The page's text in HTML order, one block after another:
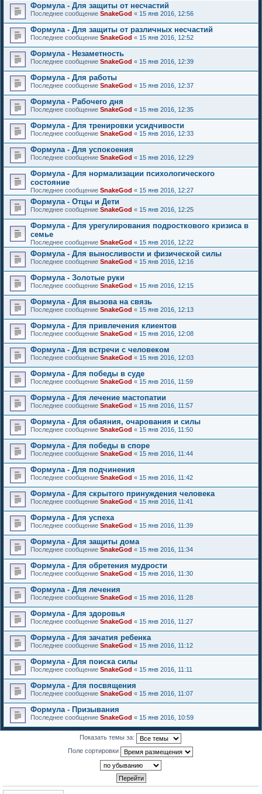
Формула - Для защиты от несчастий
Последнее сообщение SnakeGod « 15 янв 2016, 12:56
Формула - Для защиты от различных несчастий
Последнее сообщение SnakeGod « 15 янв 2016, 12:52
Формула - Незаметность
Последнее сообщение SnakeGod « 15 янв 2016, 12:39
Формула - Для работы
Последнее сообщение SnakeGod « 15 янв 2016, 12:37
Формула - Рабочего дня
Последнее сообщение SnakeGod « 15 янв 2016, 12:35
Формула - Для тренировки усидчивости
Последнее сообщение SnakeGod « 15 янв 2016, 12:33
Формула - Для успокоения
Последнее сообщение SnakeGod « 15 янв 2016, 12:29
Формула - Для нормализации психологического
состояние
Последнее сообщение SnakeGod « 15 янв 2016, 12:27
Формула - Отцы и Дети
Последнее сообщение SnakeGod « 15 янв 2016, 12:25
Формула - Для урегулирования подросткового кризиса в
семье
Последнее сообщение SnakeGod « 15 янв 2016, 12:22
Формула - Для выносливости и физической силы
Последнее сообщение SnakeGod « 15 янв 2016, 12:16
Формула - Золотые руки
Последнее сообщение SnakeGod « 15 янв 2016, 12:15
Формула - Для вызова на связь
Последнее сообщение SnakeGod « 15 янв 2016, 12:13
Формула - Для привлечения клиентов
Последнее сообщение SnakeGod « 15 янв 2016, 12:08
Формула - Для встречи с человеком
Последнее сообщение SnakeGod « 15 янв 2016, 12:03
Формула - Для победы в суде
Последнее сообщение SnakeGod « 15 янв 2016, 11:59
Формула - Для лечение мастопатии
Последнее сообщение SnakeGod « 15 янв 2016, 11:57
Формула - Для обаяния, очарования и силы
Последнее сообщение SnakeGod « 15 янв 2016, 11:50
Формула - Для победы в споре
Последнее сообщение SnakeGod « 15 янв 2016, 11:44
Формула - Для подчинения
Последнее сообщение SnakeGod « 15 янв 2016, 11:42
Формула - Для скрытого принуждения человека
Последнее сообщение SnakeGod « 15 янв 2016, 11:41
Формула - Для успеха
Последнее сообщение SnakeGod « 15 янв 2016, 11:39
Формула - Для защиты дома
Последнее сообщение SnakeGod « 15 янв 2016, 11:34
Формула - Для обретения мудрости
Последнее сообщение SnakeGod « 15 янв 2016, 11:30
Формула - Для лечения
Последнее сообщение SnakeGod « 15 янв 2016, 11:28
Формула - Для здоровья
Последнее сообщение SnakeGod « 15 янв 2016, 11:27
Формула - Для зачатия ребенка
Последнее сообщение SnakeGod « 15 янв 2016, 11:12
Формула - Для поиска силы
Последнее сообщение SnakeGod « 15 янв 2016, 11:11
Формула - Для посвящения
Последнее сообщение SnakeGod « 15 янв 2016, 11:07
Формула - Призывания
Последнее сообщение SnakeGod « 15 янв 2016, 10:59
Показать темы за:
Поле сортировки